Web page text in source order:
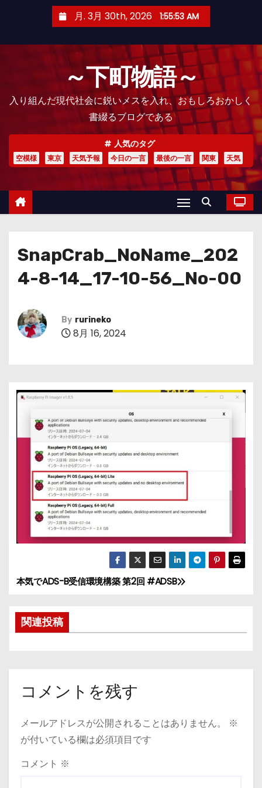
月. 3月 30th, 2026 1:55:54 AM
～下町物語～
入り組んだ現代社会に鋭いメスを入れ、おもしろおかしく
書綴るブログである
人気のタグ
空模様 東京 天気予報 今日の一言 最後の一言 関東 天気
SnapCrab_NoName_202
4-8-14_17-10-56_No-00
By rurineko
8月 16, 2024
投
稿
ナ
ゲ
シ
ョ
本気でADS-B受信環境構築 第2回 #ADSB
関連投稿
コメントを残す
メールアドレスが公開されることはありません。
※
が付いている欄は必須項目です
コメント ※